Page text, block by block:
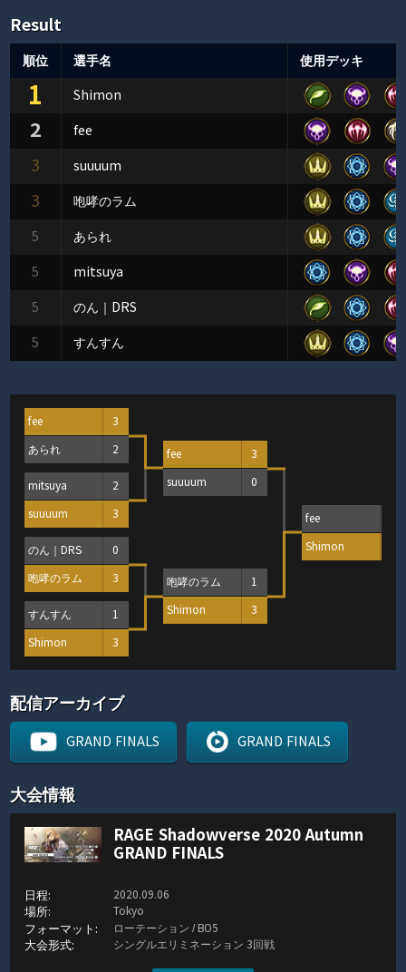
Result
順位 選手名 使用デッキ
1 Shimon
2 fee
3 suuuum
3 咆哮のラム
5 あられ
5 mitsuya
5 のん｜DRS
5 すんすん
fee 3
あられ 2
mitsuya 2
suuuum 3
のん｜DRS 0
咆哮のラム 3
すんすん 1
Shimon 3
fee 3
suuuum 0
咆哮のラム 1
Shimon 3
fee
Shimon
配信アーカイブ
GRAND FINALS GRAND FINALS
大会情報
RAGE Shadowverse 2020 Autumn
GRAND FINALS
2020.09.06
Tokyo
ローテーション / BO5
シングルエリミネーション 3回戦